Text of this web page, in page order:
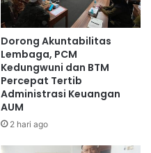
Dorong Akuntabilitas
Lembaga, PCM
Kedungwuni dan BTM
Percepat Tertib
Administrasi Keuangan
AUM
2 hari ago